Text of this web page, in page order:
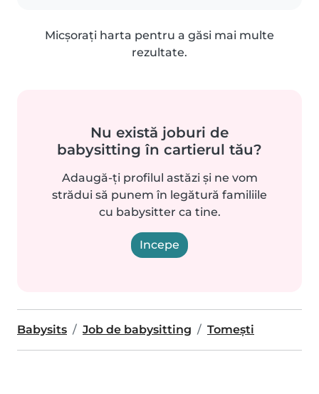
Micșorați harta pentru a găsi mai multe
rezultate.
Nu există joburi de
babysitting în cartierul tău?
Adaugă-ți profilul astăzi și ne vom
strădui să punem în legătură familiile
cu babysitter ca tine.
Incepe
Babysits Job de babysitting Tomeşti